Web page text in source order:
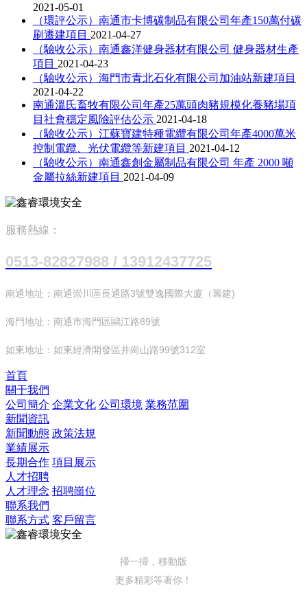
2021-05-01
（環評公示）南通市卡博碳制品有限公司年產150萬付碳
刷遷建項目 2021-04-27
（驗收公示）南通鑫洋健身器材有限公司 健身器材生產
項目 2021-04-23
（驗收公示）海門市青北石化有限公司加油站新建項目
2021-04-22
南通溫氏畜牧有限公司年產25萬頭肉豬規模化養豬場項
目社會穩定風險評估公示 2021-04-18
（驗收公示）江蘇寶建特種電纜有限公司年產4000萬米
控制電纜、光伏電纜等新建項目 2021-04-12
（驗收公示）南通鑫創金屬制品有限公司 年產 2000 噸
金屬拉絲新建項目 2021-04-09
服務熱線：
0513-82827988 / 13912437725
南通地址：南通崇川區長通路3號雙逸國際大廈（籌建)
海門地址：南通市海門區鷗江路89號
如東地址：如東經濟開發區井崗山路99號312室
首頁
關于我們
公司簡介 企業文化 公司環境 業務范圍
新聞資訊
新聞動態 政策法規
業績展示
長期合作 項目展示
人才招聘
人才理念 招聘崗位
聯系我們
聯系方式 客戶留言
掃一掃，移動版
更多精彩等著你！